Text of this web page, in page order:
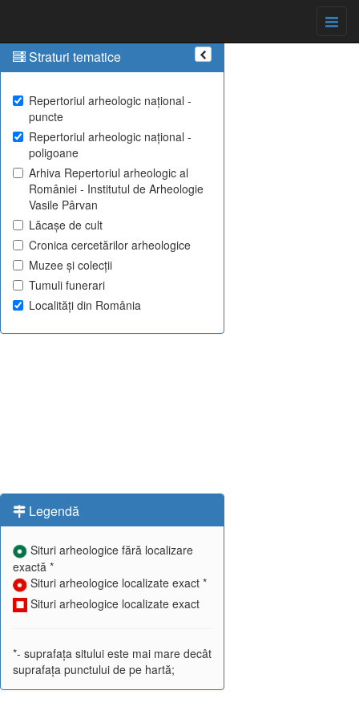
Straturi tematice
Repertoriul arheologic național -
puncte
Repertoriul arheologic național -
poligoane
Arhiva Repertoriul arheologic al
României - Institutul de Arheologie
Vasile Pârvan
Lăcașe de cult
Cronica cercetărilor arheologice
Muzee și colecții
Tumuli funerari
Localități din România
Legendă
Situri arheologice fără localizare
exactă *
Situri arheologice localizate exact *
Situri arheologice localizate exact
*- suprafața sitului este mai mare decât
suprafața punctului de pe hartă;